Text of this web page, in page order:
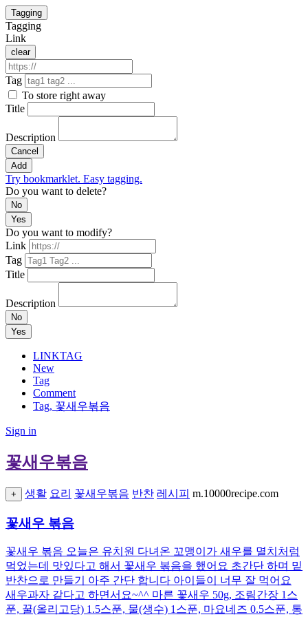
Tagging
Tagging
Link
clear
Tag
To store right away
Title
Description
Cancel
Add
Try bookmarklet. Easy tagging.
Do you want to delete?
No
Yes
Do you want to modify?
Link
Tag
Title
Description
No
Yes
LINKTAG
New
Tag
Comment
Tag, 꽃새우볶음
Sign in
꽃새우볶음
+ 생활 요리 꽃새우볶음 반찬 레시피 m.10000recipe.com
꽃새우 볶음
꽃새우 볶음 오늘은 유치원 다녀온 꼬맹이가 새우를 멸치처럼
먹었는데 맛있다고 해서 꽃새우 볶음을 했어요 초간단 하며 밑
반찬으로 만들기 아주 간단 합니다 아이들이 너무 잘 먹어요
새우과자 같다고 하면서요~^^ 마른 꽃새우 50g, 조림간장 1스
푼, 꿀(올리고당) 1.5스푼, 물(생수) 1스푼, 마요네즈 0.5스푼, 통